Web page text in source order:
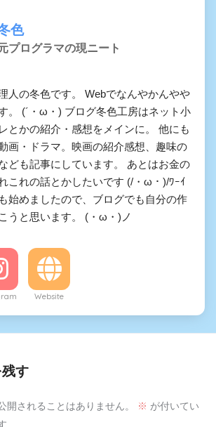
色
プログラマの現ニート
人の冬色です。 Webでなんやかんやや
。 (´・ω・) ブログ冬色工房はネット小
とかの紹介・感想をメインに。 他にも
画・ドラマ。映画の紹介感想、趣味の
ども記事にしています。 あとはお金の
これの話とかしたいです (/・ω・)/ﾜｰｲ
始めましたので、ブログでも自分の作
うと思います。 (・ω・)ノ
Website
す
開されることはありません。 ※ が付いてい